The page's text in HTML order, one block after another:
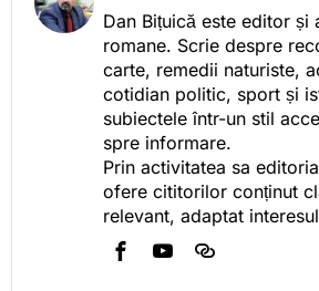
Dan Bițuică este editor și
romane. Scrie despre
carte, remedii naturiste,
cotidian politic, sport și
subiectele într-un stil
spre informare.
Prin activitatea sa
ofere cititorilor conținut
relevant, adaptat